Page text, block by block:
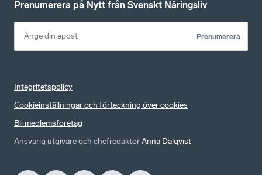
Prenumerera på Nytt från Svenskt Näringsliv
Prenumerera
Integritetspolicy
Cookieinställningar och förteckning över cookies
Bli medlemsföretag
Ansvarig utgivare och chefredaktörAnna Dalqvist